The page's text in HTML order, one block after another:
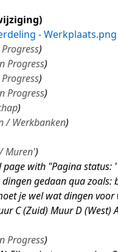
- Werkplaats.png
Progress
Progress
/ Werkbanken
Muren'
page with "Pagina
gedaan qua zoals:
je wel wat dingen voor
C (Zuid) Muur D
Progress